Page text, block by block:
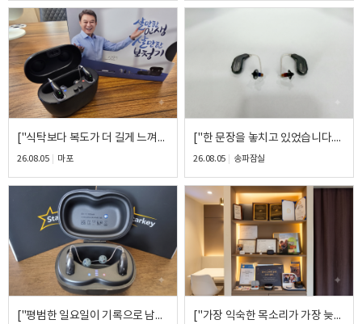
["식탁보다 복도가 더 길게 느껴졌습니다."] - 오티콘 Own SI ITC(귓속형) 피팅 후기
26.08.05 마포
["한 문장을 놓치고 있었습니다."] - 시그니아 Insio IX IIC(초소형 귓속형) 피팅 후기
26.08.05 송파잠실
["평범한 일요일이 기록으로 남은 이유."] - 스타키 Genesis AI CIC(귓속형) 피팅 후기 ["가장 익숙한 목소리가 가장 늦게 도착했습니다."] - 스타키 Genesis AI RIC(오픈형 귀걸이형) 피팅 후기
예약날짜
예약시간
분야
내용
개인정보 수집, 이용에 동의합니다.
[자세히보기]